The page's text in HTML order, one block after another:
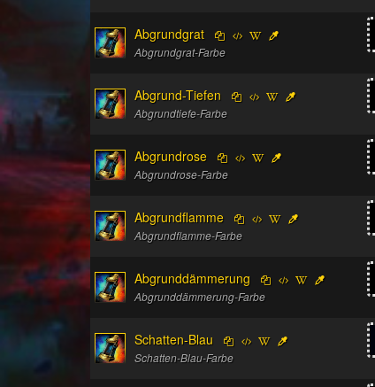
Abgrundgrat
Abgrundgrat-Farbe
Abgrund-Tiefen
Abgrundtiefe-Farbe
Abgrundrose
Abgrundrose-Farbe
Abgrundflamme
Abgrundflamme-Farbe
Abgrunddämmerung
Abgrunddämmerung-Farbe
Schatten-Blau
Schatten-Blau-Farbe